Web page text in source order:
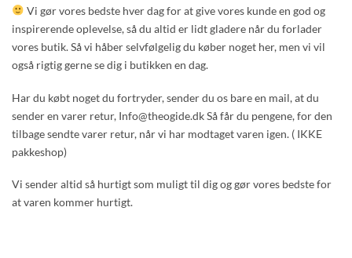
Vi gør vores bedste hver dag for at give vores kunde en god og
inspirerende oplevelse, så du altid er lidt gladere når du forlader
vores butik. Så vi håber selvfølgelig du køber noget her, men vi vil
også rigtig gerne se dig i butikken en dag.
Har du købt noget du fortryder, sender du os bare en mail, at du
sender en varer retur, Info@theogide.dk Så får du pengene, for den
tilbage sendte varer retur, når vi har modtaget varen igen. ( IKKE
pakkeshop)
Vi sender altid så hurtigt som muligt til dig og gør vores bedste for
at varen kommer hurtigt.